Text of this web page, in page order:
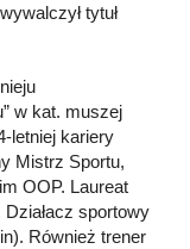
tytuł
w kat. muszej
letniej kariery
Mistrz Sportu,
OOP. Laureat
sportowy
Również trener